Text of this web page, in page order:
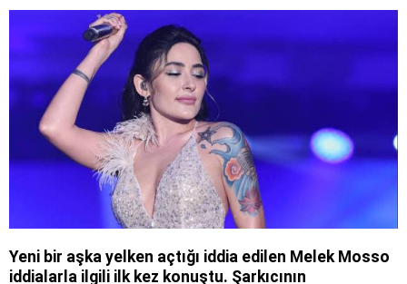
Yeni bir aşka yelken açtığı iddia edilen Melek Mosso
iddialarla ilgili ilk kez konuştu. Şarkıcının